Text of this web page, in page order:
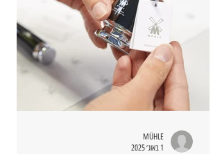
MÜHLE
1 באוג׳ 2025